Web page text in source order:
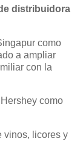
distribuidora
como
a ampliar
con la
como
vinos, licores y